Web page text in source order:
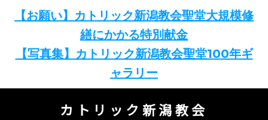
【お願い】カトリック新潟教会聖堂大規模修
繕にかかる特別献金
【写真集】カトリック新潟教会聖堂100年ギ
ャラリー
カトリック新潟教会